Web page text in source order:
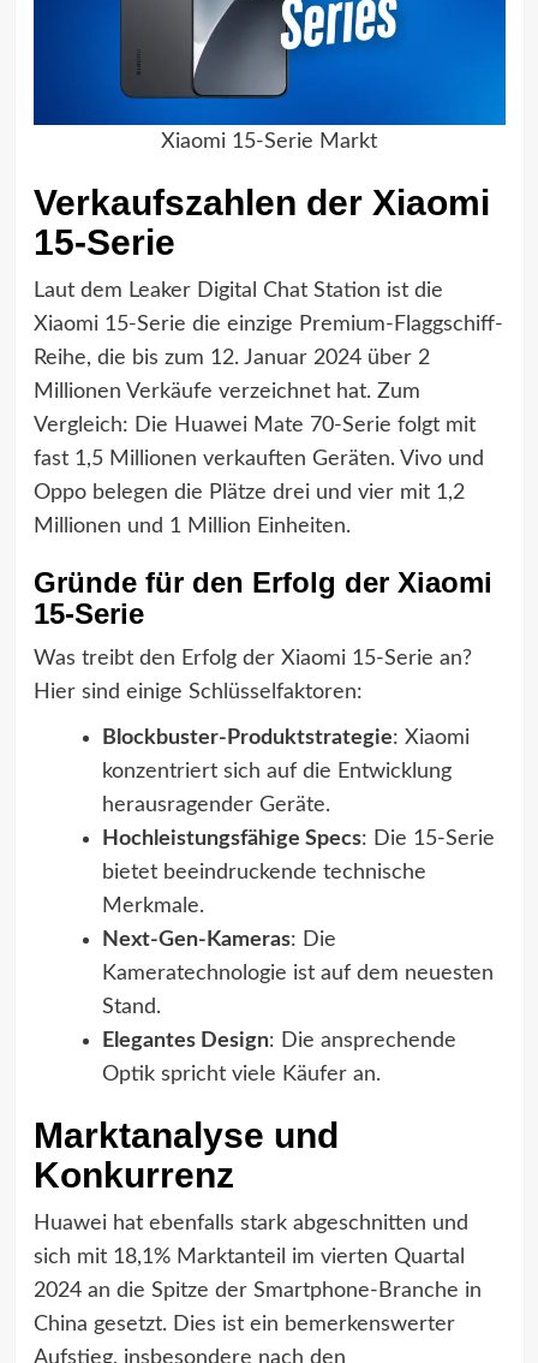
Xiaomi 15-Serie Markt
Verkaufszahlen der Xiaomi
15-Serie
Laut dem Leaker Digital Chat Station ist die
Xiaomi 15-Serie die einzige Premium-Flaggschiff-
Reihe, die bis zum 12. Januar 2024 über 2
Millionen Verkäufe verzeichnet hat. Zum
Vergleich: Die Huawei Mate 70-Serie folgt mit
fast 1,5 Millionen verkauften Geräten. Vivo und
Oppo belegen die Plätze drei und vier mit 1,2
Millionen und 1 Million Einheiten.
Gründe für den Erfolg der Xiaomi
15-Serie
Was treibt den Erfolg der Xiaomi 15-Serie an?
Hier sind einige Schlüsselfaktoren:
Blockbuster-Produktstrategie: Xiaomi
konzentriert sich auf die Entwicklung
herausragender Geräte.
Hochleistungsfähige Specs: Die 15-Serie
bietet beeindruckende technische
Merkmale.
Next-Gen-Kameras: Die
Kameratechnologie ist auf dem neuesten
Stand.
Elegantes Design: Die ansprechende
Optik spricht viele Käufer an.
Marktanalyse und
Konkurrenz
Huawei hat ebenfalls stark abgeschnitten und
sich mit 18,1% Marktanteil im vierten Quartal
2024 an die Spitze der Smartphone-Branche in
China gesetzt. Dies ist ein bemerkenswerter
Aufstieg, insbesondere nach den